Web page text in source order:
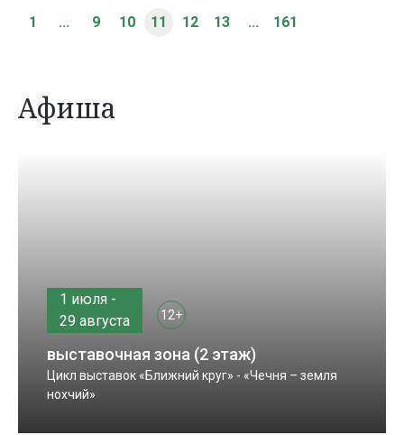
1 ... 9 10 11 12 13 ... 161
Афиша
1 июля -
29 августа
12+
выставочная зона (2 этаж)
Цикл выставок «Ближний круг» - «Чечня – земля
нохчий»